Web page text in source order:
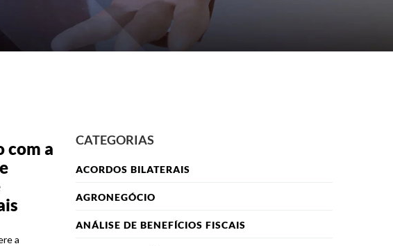
com a
a
CATEGORIAS
ACORDOS BILATERAIS
AGRONEGÓCIO
ANÁLISE DE BENEFÍCIOS FISCAIS